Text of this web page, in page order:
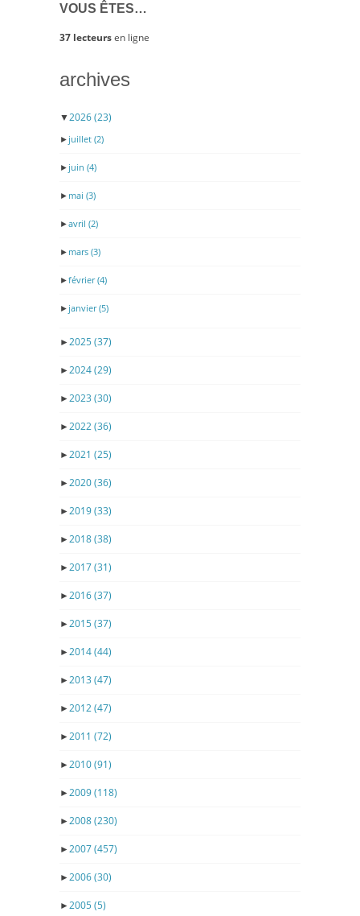
VOUS ÊTES…
37 lecteursen ligne
archives
▼2026(23)
► juillet (2)
► juin (4)
► mai (3)
►avril (2)
► mars (3)
►février(4)
► janvier(5)
►2025(37)
►2024(29)
►2023 (30)
►2022(36)
►2021 (25)
►2020(36)
►2019(33)
►2018(38)
►2017(31)
►2016(37)
►2015(37)
►2014(44)
►2013 (47)
►2012(47)
►2011 (72)
►2010(91)
►2009(118)
►2008(230)
►2007(457)
►2006(30)
►2005(5)